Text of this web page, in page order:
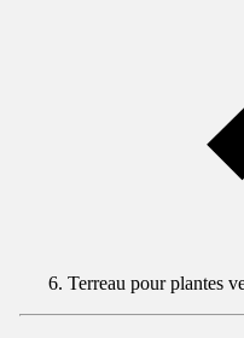
Terreau pour plantes